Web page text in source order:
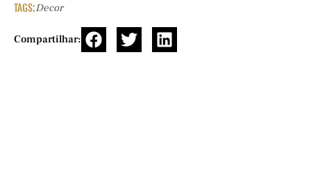
TAGS:Decor
Compartilhar: